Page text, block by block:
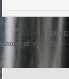
Post
navigation
←
Examene vară 2013 →